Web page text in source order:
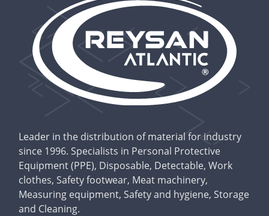
Leader in the distribution of material for industry
since 1996. Specialists in Personal Protective
Equipment (PPE), Disposable, Detectable, Work
clothes, Safety footwear, Meat machinery,
Measuring equipment, Safety and hygiene, Storage
and Cleaning.